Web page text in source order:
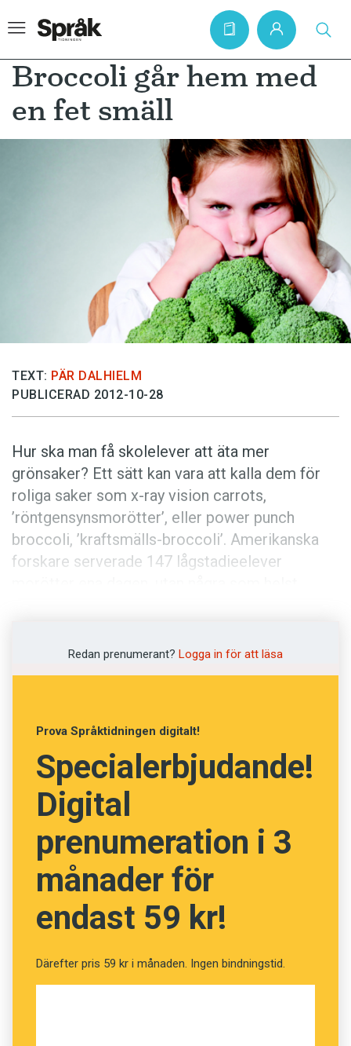
Bokrecensioner
Föreslå nyord
Annonsera
Prenumerera
Läs Språktidningen digitalt
Press
Broccoli går hem med
en fet smäll
TEXT: PÄR DALHIELM
PUBLICERAD 2012-10-28
Hur ska man få skolelever att äta mer
grönsaker? Ett sätt kan vara att kalla dem för
roliga saker som x-ray vision carrots,
’röntgensynsmorötter’, eller power punch
broccoli, ’kraftsmälls-­broccoli’. Amerikanska
forskare serverade 147 lågstadieelever
då åt dubbelt så mycket av dem!
slags beskrivning.
Redan prenumerant? Logga in för att läsa
Prova Språktidningen digitalt!
Specialerbjudande!
Digital
prenumeration i 3
månader för
endast 59 kr!
Därefter pris 59 kr i månaden. Ingen bindningstid.